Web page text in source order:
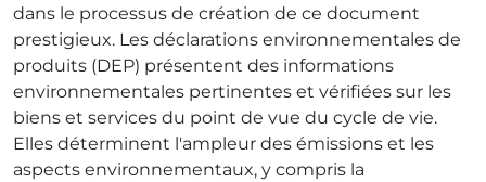
dans le processus de création de ce document
prestigieux. Les déclarations environnementales de
produits (DEP) présentent des informations
environnementales pertinentes et vérifiées sur les
biens et services du point de vue du cycle de vie.
Elles déterminent l'ampleur des émissions et les
aspects environnementaux, y compris la